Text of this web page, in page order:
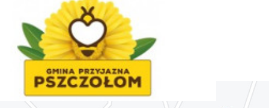
Kościuszkowskiej i Bitwy pod
Maciejowicami oraz XXXV Rajd
Kościuszkowski
Zaproszenie na spotkanie informacyjne 28.09.2021